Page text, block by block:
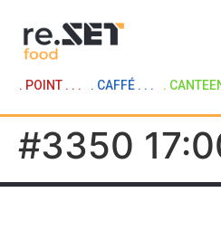
. POINT . . . . CAFFÉ . . . .
#3350